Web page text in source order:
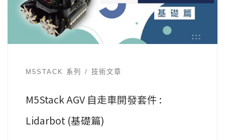
M5STACK 系列 技術文章
M5Stack AGV 自走車開發套件 :
Lidarbot (基礎篇)